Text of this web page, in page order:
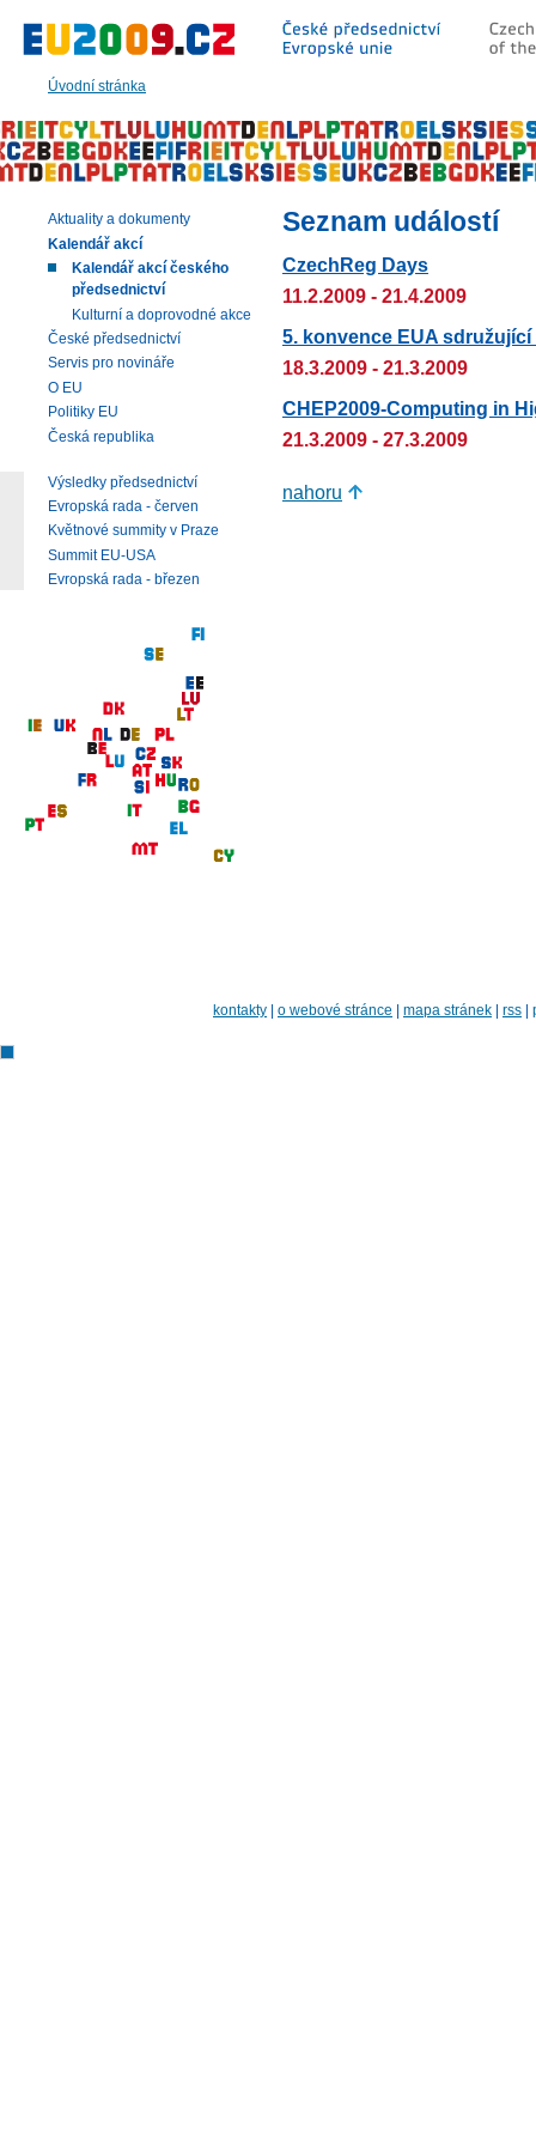
Úvodní stránka
hlavní
|
navigaci
|
vyhledávání
Seznam událostí
CzechReg Days
11.2.2009 - 21.4.2009
5. konvence EUA
18.3.2009 - 21.3.2009
CHEP2009-Computing in
21.3.2009 - 27.3.2009
nahoru
Aktuality a dokumenty
Kalendář akcí
Kalendář akcí českého
předsednictví
Kulturní a doprovodné akce
České předsednictví
Servis pro novináře
O EU
Politiky EU
Česká republika
Výsledky předsednictví
Evropská rada - červen
Květnové summity v Praze
Summit EU-USA
Evropská rada - březen
kontakty o webové stránce mapa stránek rss